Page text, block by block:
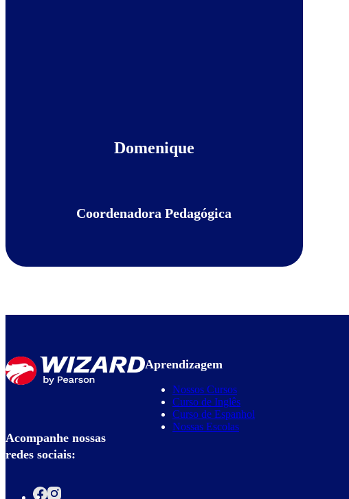
Domenique
Coordenadora Pedagógica
Acompanhe nossas
redes sociais:
Aprendizagem
Nossos Cursos
Curso de Inglês
Curso de Espanhol
Nossas Escolas